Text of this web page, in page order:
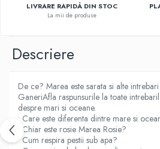
Atlase, dictionare si enciclopedii
Enciclopedii
Diete si alimentatie sanatoasa
Fitness si frumusete
Diverse
Diverse
LIVRARE RAPIDĂ DIN STOC
La mii de produse
Descriere
De ce? Marea este sarata si alte
GaneriAfla raspunsurile la toate
despre mari si oceane.
• Care este diferenta dintre mare si
• Chiar este rosie Marea Rosie?
• Cum respira pestii sub apa?